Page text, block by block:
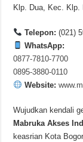
Klp. Dua, Kec. Klp.
Telepon: (021)
WhatsApp:
0877-7810-7700
0895-3880-0110
Website:
Wujudkan kendali
Mabruka Akses
keasrian Kota